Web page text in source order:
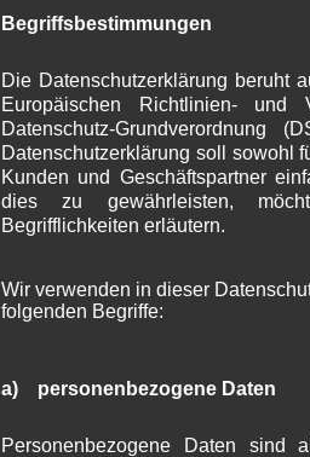
Begriffsbestimmungen
Die Datenschutzerklärung beruht
Europäischen Richtlinien- und
Datenschutz-Grundverordnung
Datenschutzerklärung soll sowohl
Kunden und Geschäftspartner
dies zu gewährleisten,
Begrifflichkeiten erläutern.
Wir verwenden in dieser
folgenden Begriffe:
a) personenbezogene Daten
Personenbezogene Daten sind